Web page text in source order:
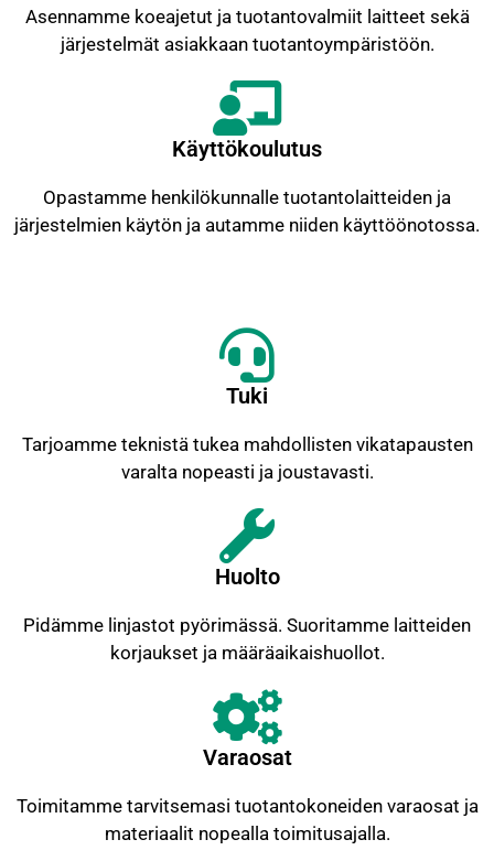
Asennamme koeajetut ja tuotantovalmiit laitteet sekä
järjestelmät asiakkaan tuotantoympäristöön.
Käyttökoulutus
Opastamme henkilökunnalle tuotantolaitteiden ja
järjestelmien käytön ja autamme niiden käyttöönotossa.
Tuki
Tarjoamme teknistä tukea mahdollisten vikatapausten
varalta nopeasti ja joustavasti.
Huolto
Pidämme linjastot pyörimässä. Suoritamme laitteiden
korjaukset ja määräaikaishuollot.
Varaosat
Toimitamme tarvitsemasi tuotantokoneiden varaosat ja
materiaalit nopealla toimitusajalla.